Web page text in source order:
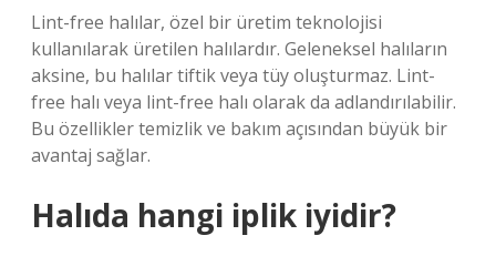
Lint-free halılar, özel bir üretim teknolojisi
kullanılarak üretilen halılardır. Geleneksel halıların
aksine, bu halılar tiftik veya tüy oluşturmaz. Lint-
free halı veya lint-free halı olarak da adlandırılabilir.
Bu özellikler temizlik ve bakım açısından büyük bir
avantaj sağlar.
Halıda hangi iplik iyidir?